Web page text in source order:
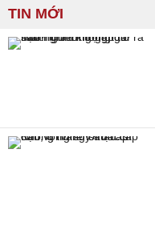
TIN MỚI